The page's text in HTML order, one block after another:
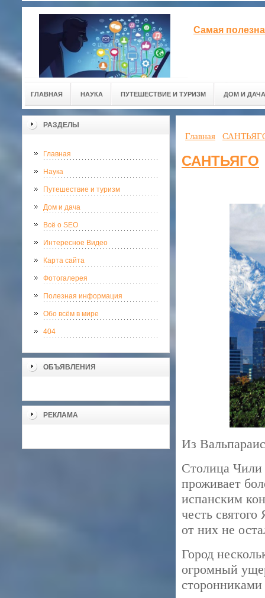
Самая
ГЛАВНАЯ НАУКА ПУТЕШЕСТВИЕ И ТУРИЗМ ДОМ И ДАЧА
РАЗДЕЛЫ
Главная
Наука
Путешествие и туризм
Дом и дача
Всё о SEO
Интересное Видео
Карта сайта
Фотогалерея
Полезная информация
Обо всём в мире
404
ОБЪЯВЛЕНИЯ
РЕКЛАМА
Главная
САНТЬЯГО
Из
Столица Чили
проживает
испанским
честь
от них не
Город
огромный